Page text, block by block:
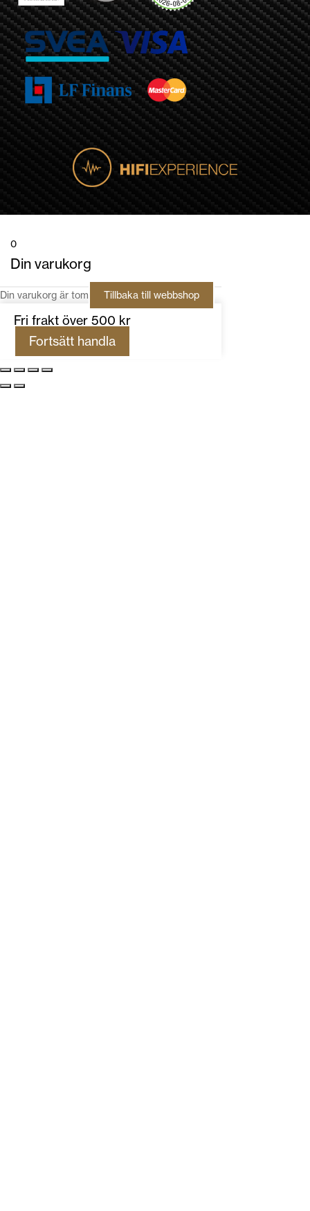
0
Din varukorg
Din varukorg är tom Tillbaka till webbshop
Fri frakt över 500 kr
Fortsätt handla